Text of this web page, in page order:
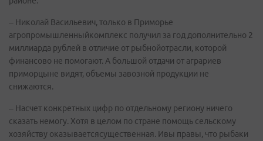
– Николай Васильевич, только в Приморье
агропромышленныйкомплекс получил за год дополнительно 2
миллиарда рублей в отличие от рыбнойотрасли, которой
финансово не помогают. А большой отдачи от аграриев
приморцыне видят, объемы завозной продукции не
снижаются.
– Насчет конкретных цифр по отдельному региону ничего
сказать немогу. Хотя в целом по стране помощь сельскому
хозяйству оказываетсясущественная. Ивы правы, что рыбаки